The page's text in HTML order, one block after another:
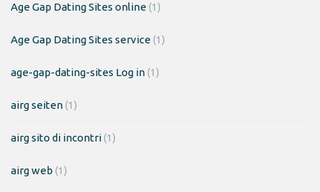
Age Gap Dating Sites online(1)
Age Gap Dating Sites service(1)
age-gap-dating-sites Log in(1)
airg seiten(1)
airg sito di incontri(1)
airg web (1)